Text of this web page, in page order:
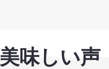
美味しい声